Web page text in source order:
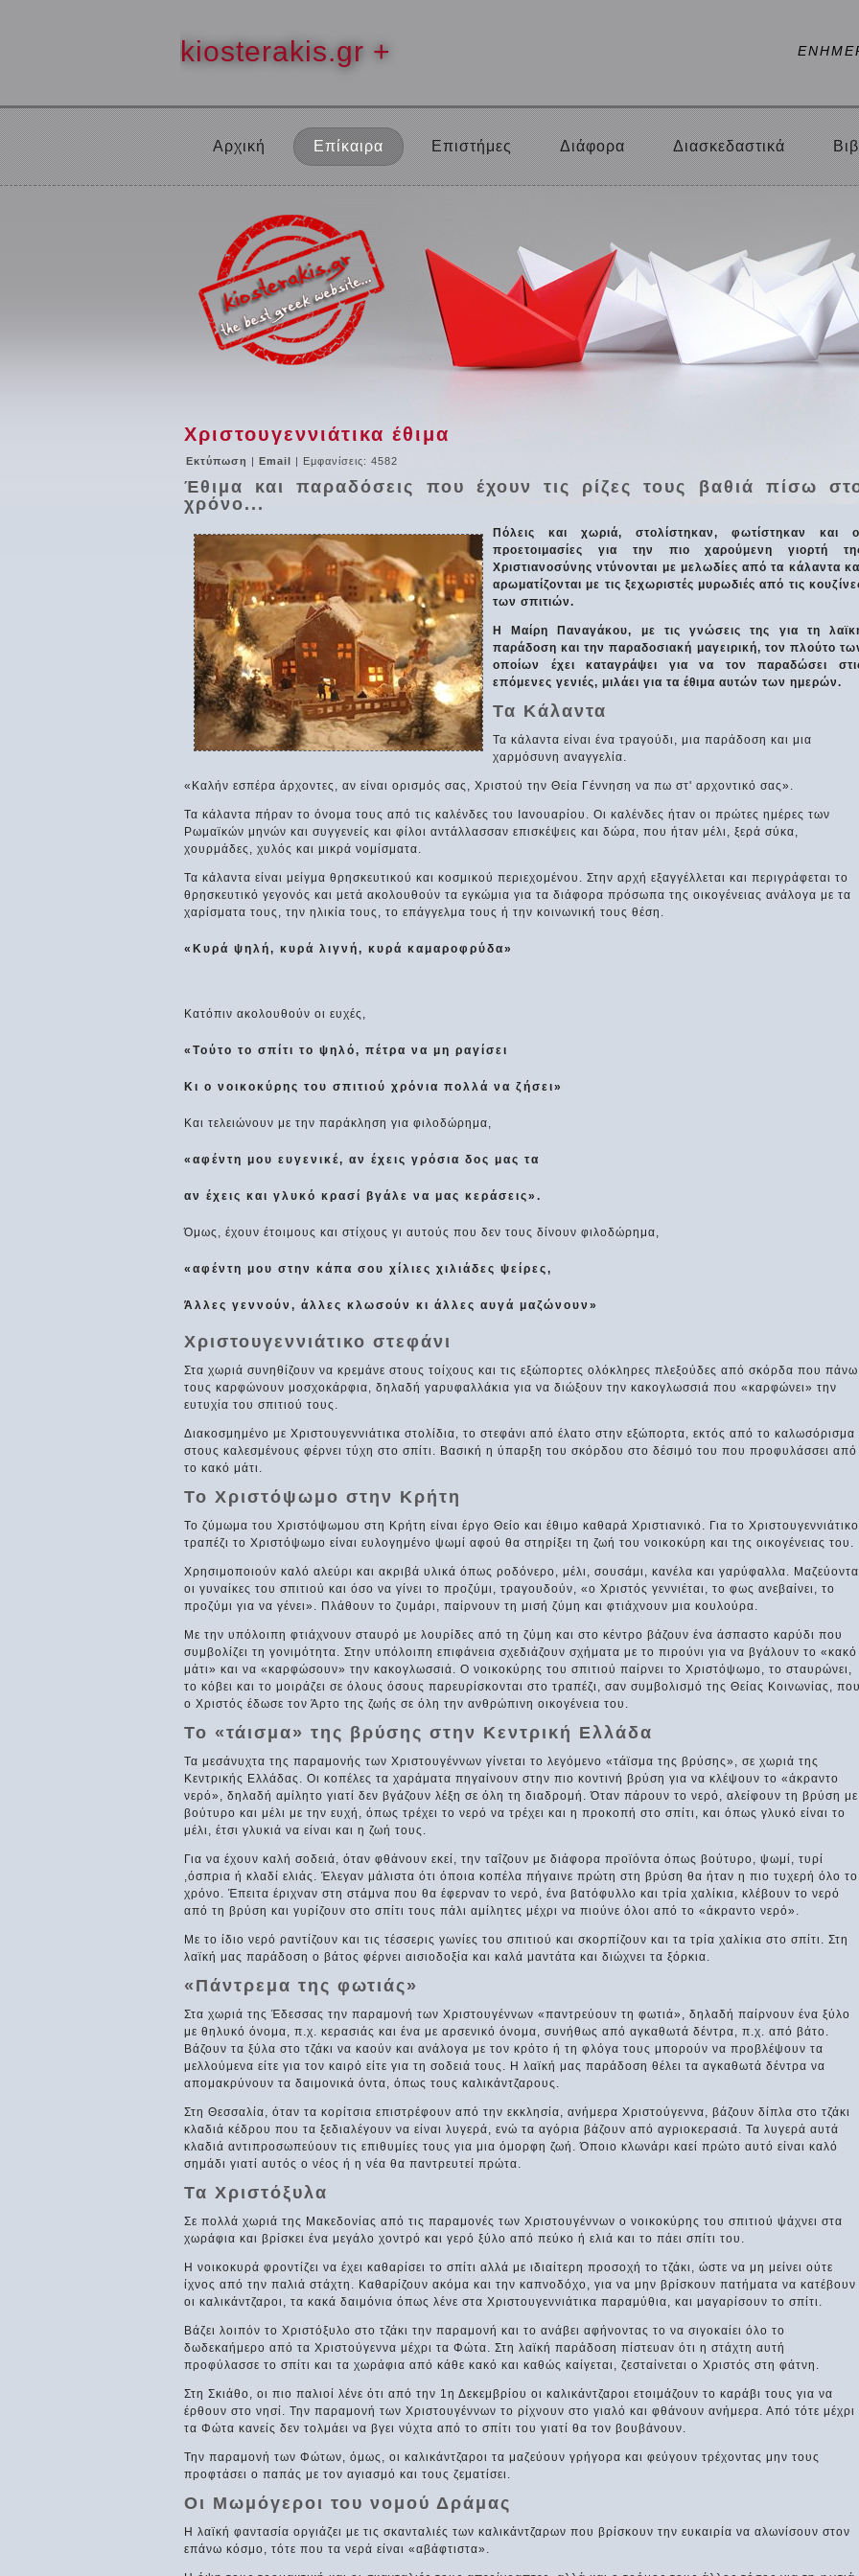
kiosterakis.gr +
Αρχική Επίκαιρα Επιστήμες Διάφορα Διασκεδαστικά
Χριστουγεννιάτικα έθιμα
Εκτύπωση | Email | Εμφανίσεις: 4582
Έθιμα και παραδόσεις που έχουν τις ρίζες τους βαθιά πίσω
χρόνο...
Πόλεις και χωριά, στολίστηκαν, φωτίστηκαν και
προετοιμασίες για την πιο χαρούμενη γιορτή
Χριστιανοσύνης ντύνονται με μελωδίες από τα κάλαντα
αρωματίζονται με τις ξεχωριστές μυρωδιές από τις
των σπιτιών.
Η Μαίρη Παναγάκου, με τις γνώσεις της για τη
παράδοση και την παραδοσιακή μαγειρική, τον πλούτο
οποίων έχει καταγράψει για να τον παραδώσει
επόμενες γενιές, μιλάει για τα έθιμα αυτών των ημερών.
Τα Κάλαντα
Τα κάλαντα είναι ένα τραγούδι, μια παράδοση και μια
χαρμόσυνη αναγγελία.
«Καλήν εσπέρα άρχοντες, αν είναι ορισμός σας, Χριστού την Θεία Γέννηση να πω στ' αρχοντικό σας».
Τα κάλαντα πήραν το όνομα τους από τις καλένδες του Ιανουαρίου. Οι καλένδες ήταν οι πρώτες ημέρες των
Ρωμαϊκών μηνών και συγγενείς και φίλοι αντάλλασσαν επισκέψεις και δώρα, που ήταν μέλι, ξερά σύκα,
χουρμάδες, χυλός και μικρά νομίσματα.
Τα κάλαντα είναι μείγμα θρησκευτικού και κοσμικού περιεχομένου. Στην αρχή εξαγγέλλεται και περιγράφεται το
θρησκευτικό γεγονός και μετά ακολουθούν τα εγκώμια για τα διάφορα πρόσωπα της οικογένειας ανάλογα με τα
χαρίσματα τους, την ηλικία τους, το επάγγελμα τους ή την κοινωνική τους θέση.
«Κυρά ψηλή, κυρά λιγνή, κυρά καμαροφρύδα»
Κατόπιν ακολουθούν οι ευχές,
«Τούτο το σπίτι το ψηλό, πέτρα να μη ραγίσει
Κι ο νοικοκύρης του σπιτιού χρόνια πολλά να ζήσει»
Και τελειώνουν με την παράκληση για φιλοδώρημα,
«αφέντη μου ευγενικέ, αν έχεις γρόσια δος μας τα
αν έχεις και γλυκό κρασί βγάλε να μας κεράσεις».
Όμως, έχουν έτοιμους και στίχους γι αυτούς που δεν τους δίνουν φιλοδώρημα,
«αφέντη μου στην κάπα σου χίλιες χιλιάδες ψείρες,
Άλλες γεννούν, άλλες κλωσούν κι άλλες αυγά μαζώνουν»
Χριστουγεννιάτικο στεφάνι
Στα χωριά συνηθίζουν να κρεμάνε στους τοίχους και τις εξώπορτες ολόκληρες πλεξούδες από σκόρδα που πάνω
τους καρφώνουν μοσχοκάρφια, δηλαδή γαρυφαλλάκια για να διώξουν την κακογλωσσιά που «καρφώνει» την
ευτυχία του σπιτιού τους.
Διακοσμημένο με Χριστουγεννιάτικα στολίδια, το στεφάνι από έλατο στην εξώπορτα, εκτός από το καλωσόρισμα
στους καλεσμένους φέρνει τύχη στο σπίτι. Βασική η ύπαρξη του σκόρδου στο δέσιμό του που προφυλάσσει από
το κακό μάτι.
Το Χριστόψωμο στην Κρήτη
Το ζύμωμα του Χριστόψωμου στη Κρήτη είναι έργο Θείο και έθιμο καθαρά Χριστιανικό. Για το Χριστουγεννιάτικο
τραπέζι το Χριστόψωμο είναι ευλογημένο ψωμί αφού θα στηρίξει τη ζωή του νοικοκύρη και της οικογένειας του.
Χρησιμοποιούν καλό αλεύρι και ακριβά υλικά όπως ροδόνερο, μέλι, σουσάμι, κανέλα και γαρύφαλλα.
οι γυναίκες του σπιτιού και όσο να γίνει το προζύμι, τραγουδούν, «ο Χριστός γεννιέται, το φως ανεβαίνει, το
προζύμι για να γένει». Πλάθουν το ζυμάρι, παίρνουν τη μισή ζύμη και φτιάχνουν μια κουλούρα.
Με την υπόλοιπη φτιάχνουν σταυρό με λουρίδες από τη ζύμη και στο κέντρο βάζουν ένα άσπαστο καρύδι που
συμβολίζει τη γονιμότητα. Στην υπόλοιπη επιφάνεια σχεδιάζουν σχήματα με το πιρούνι για να βγάλουν το «κακό
μάτι» και να «καρφώσουν» την κακογλωσσιά. Ο νοικοκύρης του σπιτιού παίρνει το Χριστόψωμο, το σταυρώνει,
το κόβει και το μοιράζει σε όλους όσους παρευρίσκονται στο τραπέζι, σαν συμβολισμό της Θείας Κοινωνίας,
ο Χριστός έδωσε τον Άρτο της ζωής σε όλη την ανθρώπινη οικογένεια του.
Το «τάισμα» της βρύσης στην Κεντρική Ελλάδα
Τα μεσάνυχτα της παραμονής των Χριστουγέννων γίνεται το λεγόμενο «τάϊσμα της βρύσης», σε χωριά της
Κεντρικής Ελλάδας. Οι κοπέλες τα χαράματα πηγαίνουν στην πιο κοντινή βρύση για να κλέψουν το «άκραντο
νερό», δηλαδή αμίλητο γιατί δεν βγάζουν λέξη σε όλη τη διαδρομή. Όταν πάρουν το νερό, αλείφουν τη βρύση με
βούτυρο και μέλι με την ευχή, όπως τρέχει το νερό να τρέχει και η προκοπή στο σπίτι, και όπως γλυκό είναι το
μέλι, έτσι γλυκιά να είναι και η ζωή τους.
Για να έχουν καλή σοδειά, όταν φθάνουν εκεί, την ταΐζουν με διάφορα προϊόντα όπως βούτυρο, ψωμί, τυρί
,όσπρια ή κλαδί ελιάς. Έλεγαν μάλιστα ότι όποια κοπέλα πήγαινε πρώτη στη βρύση θα ήταν η πιο τυχερή όλο το
χρόνο. Έπειτα έριχναν στη στάμνα που θα έφερναν το νερό, ένα βατόφυλλο και τρία χαλίκια, κλέβουν το νερό
από τη βρύση και γυρίζουν στο σπίτι τους πάλι αμίλητες μέχρι να πιούνε όλοι από το «άκραντο νερό».
Με το ίδιο νερό ραντίζουν και τις τέσσερις γωνίες του σπιτιού και σκορπίζουν και τα τρία χαλίκια στο σπίτι. Στη
λαϊκή μας παράδοση ο βάτος φέρνει αισιοδοξία και καλά μαντάτα και διώχνει τα ξόρκια.
«Πάντρεμα της φωτιάς»
Στα χωριά της Έδεσσας την παραμονή των Χριστουγέννων «παντρεύουν τη φωτιά», δηλαδή παίρνουν ένα ξύλο
με θηλυκό όνομα, π.χ. κερασιάς και ένα με αρσενικό όνομα, συνήθως από αγκαθωτά δέντρα, π.χ. από βάτο.
Βάζουν τα ξύλα στο τζάκι να καούν και ανάλογα με τον κρότο ή τη φλόγα τους μπορούν να προβλέψουν τα
μελλούμενα είτε για τον καιρό είτε για τη σοδειά τους. Η λαϊκή μας παράδοση θέλει τα αγκαθωτά δέντρα να
απομακρύνουν τα δαιμονικά όντα, όπως τους καλικάντζαρους.
Στη Θεσσαλία, όταν τα κορίτσια επιστρέφουν από την εκκλησία, ανήμερα Χριστούγεννα, βάζουν δίπλα στο τζάκι
κλαδιά κέδρου που τα ξεδιαλέγουν να είναι λυγερά, ενώ τα αγόρια βάζουν από αγριοκερασιά. Τα λυγερά αυτά
κλαδιά αντιπροσωπεύουν τις επιθυμίες τους για μια όμορφη ζωή. Όποιο κλωνάρι καεί πρώτο αυτό είναι καλό
σημάδι γιατί αυτός ο νέος ή η νέα θα παντρευτεί πρώτα.
Τα Χριστόξυλα
Σε πολλά χωριά της Μακεδονίας από τις παραμονές των Χριστουγέννων ο νοικοκύρης του σπιτιού ψάχνει στα
χωράφια και βρίσκει ένα μεγάλο χοντρό και γερό ξύλο από πεύκο ή ελιά και το πάει σπίτι του.
Η νοικοκυρά φροντίζει να έχει καθαρίσει το σπίτι αλλά με ιδιαίτερη προσοχή το τζάκι, ώστε να μη μείνει ούτε
ίχνος από την παλιά στάχτη. Καθαρίζουν ακόμα και την καπνοδόχο, για να μην βρίσκουν πατήματα να κατέβουν
οι καλικάντζαροι, τα κακά δαιμόνια όπως λένε στα Χριστουγεννιάτικα παραμύθια, και μαγαρίσουν το σπίτι.
Βάζει λοιπόν το Χριστόξυλο στο τζάκι την παραμονή και το ανάβει αφήνοντας το να σιγοκαίει όλο το
δωδεκαήμερο από τα Χριστούγεννα μέχρι τα Φώτα. Στη λαϊκή παράδοση πίστευαν ότι η στάχτη αυτή
προφύλασσε το σπίτι και τα χωράφια από κάθε κακό και καθώς καίγεται, ζεσταίνεται ο Χριστός στη φάτνη.
Στη Σκιάθο, οι πιο παλιοί λένε ότι από την 1η Δεκεμβρίου οι καλικάντζαροι ετοιμάζουν το καράβι τους για να
έρθουν στο νησί. Την παραμονή των Χριστουγέννων το ρίχνουν στο γιαλό και φθάνουν ανήμερα. Από τότε μέχρι
τα Φώτα κανείς δεν τολμάει να βγει νύχτα από το σπίτι του γιατί θα τον βουβάνουν.
Την παραμονή των Φώτων, όμως, οι καλικάντζαροι τα μαζεύουν γρήγορα και φεύγουν τρέχοντας μην τους
προφτάσει ο παπάς με τον αγιασμό και τους ζεματίσει.
Οι Μωμόγεροι του νομού Δράμας
Η λαϊκή φαντασία οργιάζει με τις σκανταλιές των καλικάντζαρων που βρίσκουν την ευκαιρία να αλωνίσουν στον
επάνω κόσμο, τότε που τα νερά είναι «αβάφτιστα».